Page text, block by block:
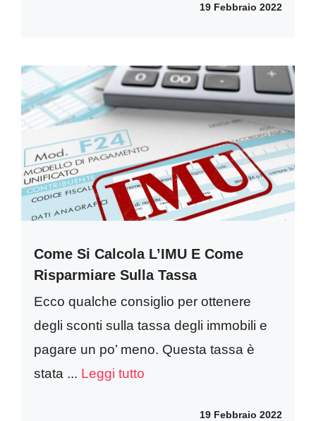
19 Febbraio 2022
Come Si Calcola L’IMU E Come
Risparmiare Sulla Tassa
Ecco qualche consiglio per ottenere
degli sconti sulla tassa degli immobili e
pagare un po’ meno. Questa tassa è
stata ... Leggi tutto
19 Febbraio 2022